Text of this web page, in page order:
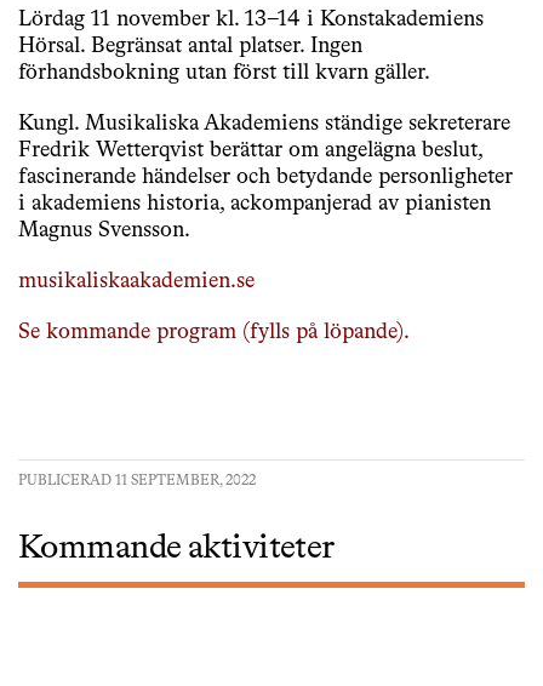
Lördag 11 november kl. 13–14 i Konstakademiens
Hörsal. Begränsat antal platser. Ingen
förhandsbokning utan först till kvarn gäller.
Kungl. Musikaliska Akademiens ständige sekreterare
Fredrik Wetterqvist berättar om angelägna beslut,
fascinerande händelser och betydande personligheter
i akademiens historia, ackompanjerad av pianisten
Magnus Svensson.
musikaliskaakademien.se
Se kommande program (fylls på löpande).
PUBLICERAD 11 SEPTEMBER, 2022
Kommande aktiviteter